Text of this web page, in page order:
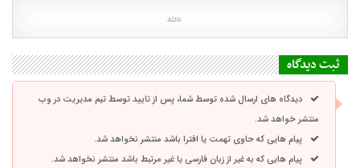
ثبت دیدگاه
دیدگاه های ارسال شده توسط شما، پس از تایید توسط تیم مدیریت در وب
منتشر خواهد شد.
پیام هایی که حاوی تهمت یا افترا باشد منتشر نخواهد شد.
پیام هایی که به غیر از زبان فارسی یا غیر مرتبط باشد منتشر نخواهد شد.